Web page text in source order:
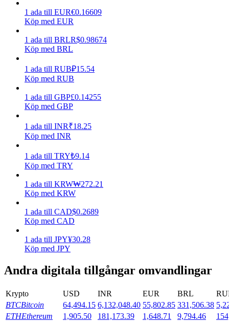
Power Piggy
Tjäna konkurrenskraftiga belöningar dagligen
Hög avkastning och omedelbar tillgång
Launchpool
Flexibel insats för att tjäna populära tokens
1 ada till EUR€0.16609
Köp med EUR
1 ada till BRLR$0.98674
Köp med BRL
1 ada till RUB₽15.54
Köp med RUB
1 ada till GBP£0.14255
Köp med GBP
1 ada till INR₹18.25
Köp med INR
1 ada till TRY₺9.14
Köp med TRY
1 ada till KRW₩272.21
Köp med KRW
1 ada till CAD$0.2689
Köp med CAD
1 ada till JPY¥30.28
Köp med JPY
Andra digitala tillgångar omvandlingar
Krypto USD INR EUR BRL
BTCBitcoin 64,494.15 6,132,048.40 55,802.85 331,506.38
ETHEthereum 1,905.50 181,173.39 1,648.71 9,794.46